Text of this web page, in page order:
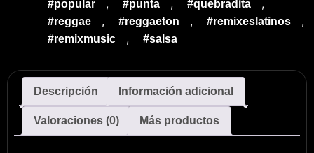
#popular , #punta , #quebradita ,
#reggae , #reggaeton , #remixeslatinos ,
#remixmusic , #salsa
Descripción Información adicional
Valoraciones (0) Más productos